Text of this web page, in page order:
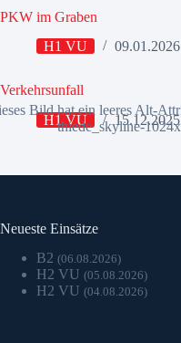
PKW im Graben
H1 VU
09.01.2026
Verkehrsunfall
H1 VU
15.12.2025
Neueste Einsätze
B2 (06.08.2026)
H2 VU (05.08.2026)
H2 VU (04.08.2026)